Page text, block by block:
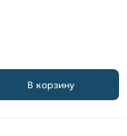
В корзину